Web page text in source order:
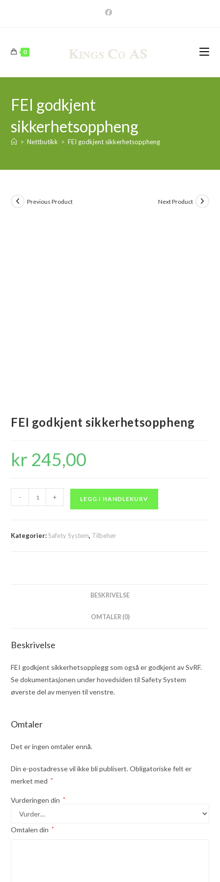
0
FEI godkjent
sikkerhetsoppheng
> Nettbutikk > FEI godkjent sikkerhetsoppheng
Previous Product Next Product
FEI godkjent sikkerhetsoppheng
kr 245,00
godkjent
- + LEGG I HANDLEKURV
Kategorier:Safety System, Tilbehør
BESKRIVELSE
OMTALER (0)
Beskrivelse
FEI godkjent sikkerhetsopplegg som også er godkjent av SvRF.
Se dokumentasjonen under hovedsiden til Safety System
øverste del av menyen til venstre.
Omtaler
Det er ingen omtaler ennå.
Din e-postadresse vil ikke bli publisert. Obligatoriske felt er
merket med
*
Vurderingen din *
Omtalen din *